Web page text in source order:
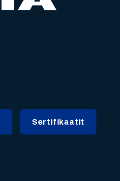
Sertifikaatit